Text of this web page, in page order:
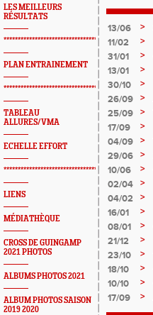
LES MEILLEURS
RÉSULTATS
*************************************************
PLAN ENTRAINEMENT
*************************************************
TABLEAU
ALLURES/VMA
ECHELLE EFFORT
*************************************************
LIENS
MÉDIATHÈQUE
CROSS DE GUINGAMP
2021 PHOTOS
ALBUMS PHOTOS 2021
ALBUM PHOTOS SAISON
2019 2020
13/06 >
11/02
>
31/01
>
13/01 >
30/10 >
26/09 >
25/09
>
17/09
>
04/09
>
29/06
>
10/06
>
02/04
>
04/02
>
16/01
>
08/01
>
21/12
>
23/10
>
18/10
>
10/10
>
17/09
>